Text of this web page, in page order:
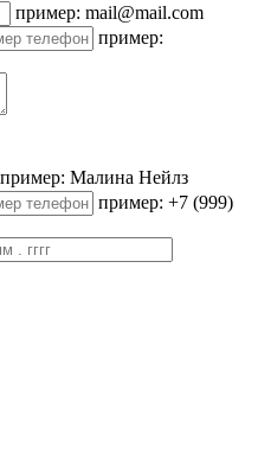
пример: mail@mail.com
пример:
пример: Малина Нейлз
пример: +7 (999)